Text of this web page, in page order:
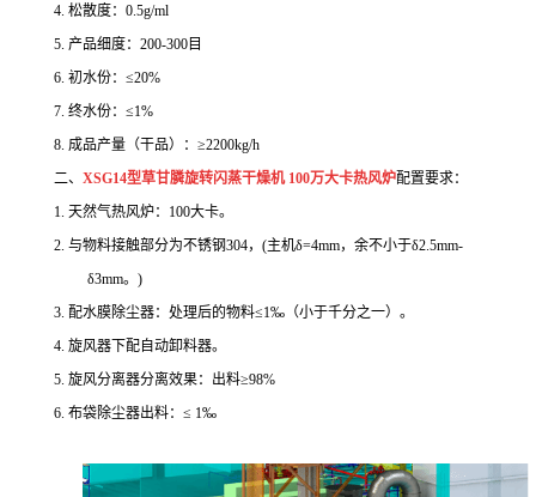
4. 松散度： 0.5g/ml
5. 产品细度： 200-300目
6. 初水份： ≤20%
7. 终水份： ≤1%
8. 成品产量（干品）： ≥2200kg/h
二、 XSG14型草甘膦旋转闪蒸干燥机 100万大卡热风炉配置要求：
1. 天然气热风炉： 100大卡。
2. 与物料接触部分为不锈钢304， (主机δ=4mm，余不小于δ2.5mm-
δ3mm。 )
3. 配水膜除尘器：处理后的物料≤1‰（小于千分之一）。
4. 旋风器下配自动卸料器。
5. 旋风分离器分离效果：出料≥98%
6. 布袋除尘器出料： ≤ 1‰